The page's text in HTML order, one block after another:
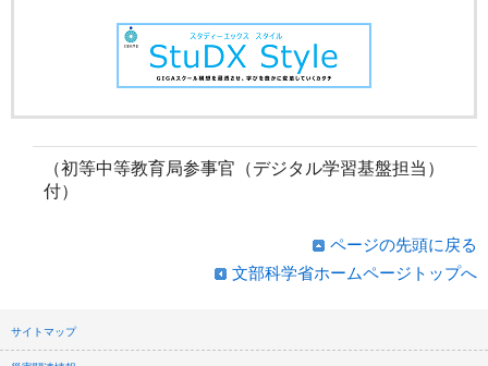
（初等中等教育局参事官（デジタル学習基盤担当）
付）
ページの先頭に戻る
文部科学省ホームページトップへ
サイトマップ